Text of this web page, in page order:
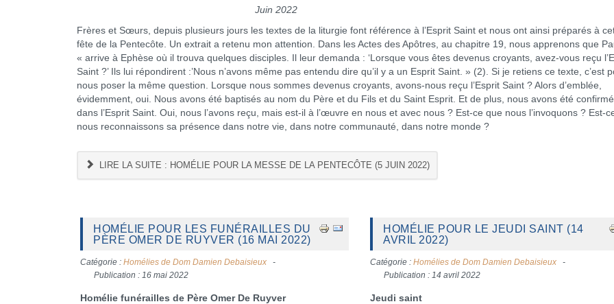
Juin 2022
Frères et Sœurs, depuis plusieurs jours les textes de la liturgie font référence à l’Esprit Saint et nous ont ainsi préparés à
fête de la Pentecôte. Un extrait a retenu mon attention. Dans les Actes des Apôtres, au chapitre 19, nous apprenons que
« arrive à Ephèse où il trouva quelques disciples. Il leur demanda : ‘Lorsque vous êtes devenus croyants, avez-vous reçu
Saint ?’ Ils lui répondirent :’Nous n’avons même pas entendu dire qu’il y a un Esprit Saint. » (2). Si je retiens ce texte, c’est
nous poser la même question. Lorsque nous sommes devenus croyants, avons-nous reçu l’Esprit Saint ? Alors d’emblée,
évidemment, oui. Nous avons été baptisés au nom du Père et du Fils et du Saint Esprit. Et de plus, nous avons été
dans l’Esprit Saint. Oui, nous l’avons reçu, mais est-il à l’œuvre en nous et avec nous ? Est-ce que nous l’invoquons ? Est-
nous reconnaissons sa présence dans notre vie, dans notre communauté, dans notre monde ?
LIRE LA SUITE : HOMÉLIE POUR LA MESSE DE LA PENTECÔTE (5 JUIN 2022)
HOMÉLIE POUR LES FUNÉRAILLES DU
PÈRE OMER DE RUYVER (16 MAI 2022)
Catégorie : Homélies de Dom Damien Debaisieux
Publication : 16 mai 2022
Homélie funérailles de Père Omer De Ruyver
HOMÉLIE POUR LE JEUDI SAINT (14
AVRIL 2022)
Catégorie :Homélies de Dom Damien Debaisieux
Publication : 14 avril 2022
Jeudi saint